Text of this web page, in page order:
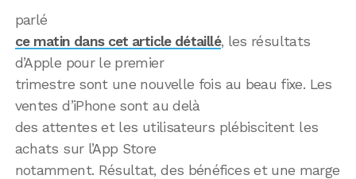
parlé
ce matin dans cet article détaillé, les résultats
d’Apple pour le premier
trimestre sont une nouvelle fois au beau fixe. Les
ventes d’iPhone sont au delà
des attentes et les utilisateurs plébiscitent les
achats sur l’App Store
notamment. Résultat, des bénéfices et une marge